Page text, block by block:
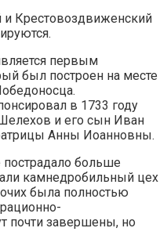
и Крестовоздвиженский
первым
был построен на месте
в 1733 году
и его сын Иван
Анны Иоанновны.
пострадало больше
камнедробильный цех
была полностью
почти завершены, но